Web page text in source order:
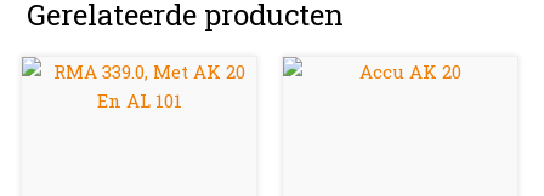
Gerelateerde producten